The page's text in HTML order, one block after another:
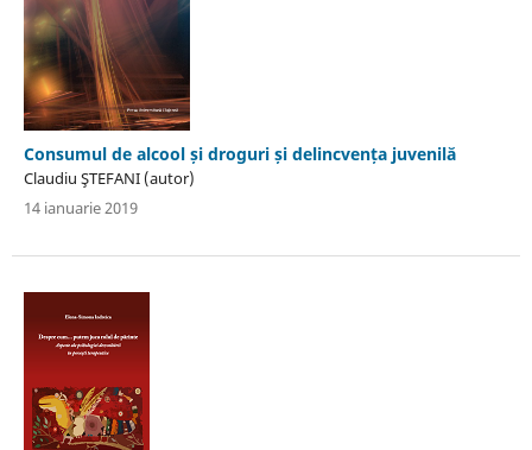
Consumul de alcool și droguri și delincvența juvenilă
Claudiu ŞTEFANI (autor)
14 ianuarie 2019